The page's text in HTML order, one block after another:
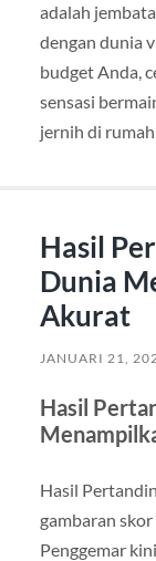
adalah
dengan dunia
budget Anda,
sensasi
jernih di
Hasil
Dunia
Akurat
JANUARI 21,
Hasil
Hasil
gambaran
Penggemar